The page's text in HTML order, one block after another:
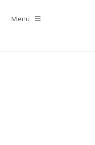
Menu